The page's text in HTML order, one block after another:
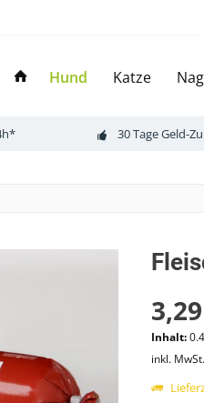
Hund Katze
30 Tage Geld-
Inhalt:
inkl. MwSt.